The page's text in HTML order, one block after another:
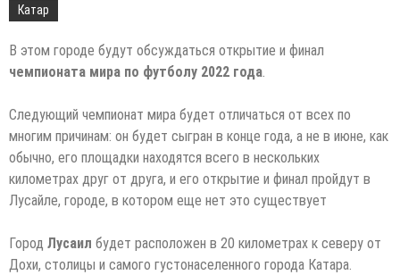
Катар
В этом городе будут обсуждаться открытие и финал
чемпионата мира по футболу 2022 года.
Следующий чемпионат мира будет отличаться от всех по
многим причинам: он будет сыгран в конце года, а не в июне, как
обычно, его площадки находятся всего в нескольких
километрах друг от друга, и его открытие и финал пройдут в
Лусайле, городе, в котором еще нет это существует
Город Лусаил будет расположен в 20 километрах к северу от
Дохи, столицы и самого густонаселенного города Катара.